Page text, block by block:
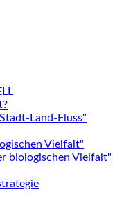
Land-Fluss"
Vielfalt"
biologischen Vielfalt"